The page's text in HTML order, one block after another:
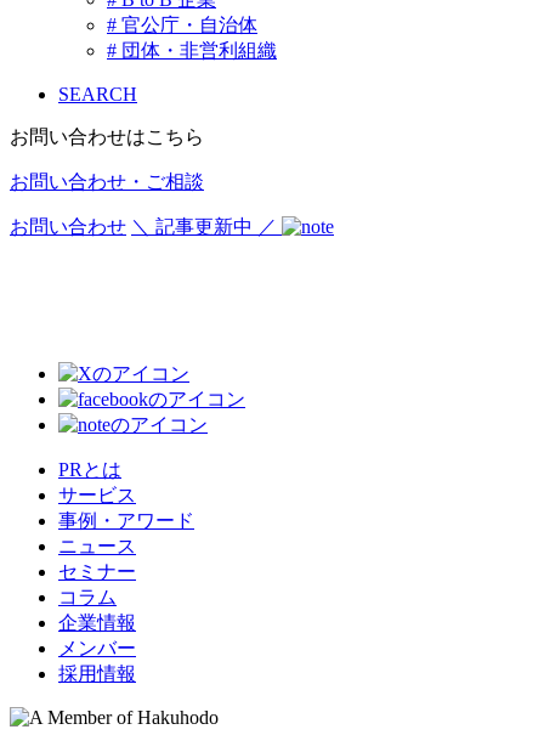
# 官公庁・自治体
# 団体・非営利組織
SEARCH
お問い合わせはこちら
お問い合わせ・ご相談
お問い合わせ ＼ 記事更新中 ／
PRとは
サービス
事例・アワード
ニュース
セミナー
コラム
企業情報
メンバー
採用情報